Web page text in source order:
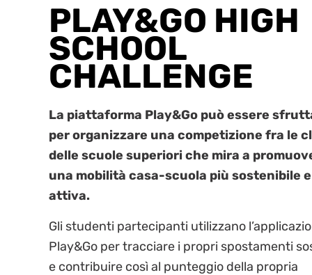
PLAY&GO HIGH
SCHOOL
CHALLENGE
La piattaforma Play&Go può essere
per organizzare una competizione fra le
delle scuole superiori che mira a
una mobilità casa-scuola più sostenibile e
attiva.
Gli studenti partecipanti utilizzano
Play&Go per tracciare i propri spostamenti
e contribuire così al punteggio della propria